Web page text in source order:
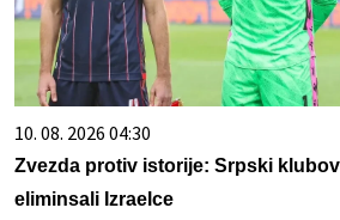
10. 08. 2026 04:30
Zvezda protiv istorije: Srpski
eliminsali Izraelce